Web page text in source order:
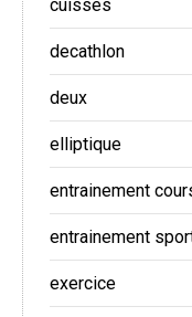
cuisses
decathlon
deux
elliptique
entrainement
entrainement
exercice